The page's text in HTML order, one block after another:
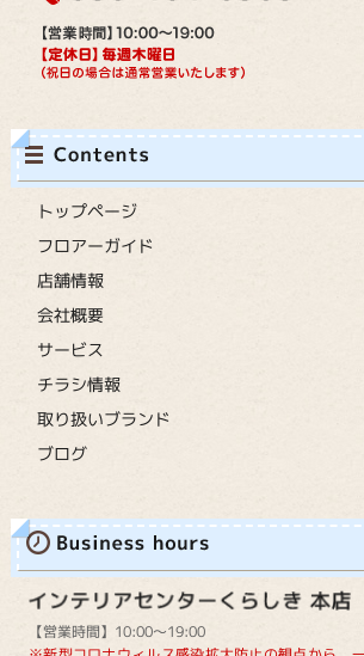
トップページ
フロアーガイド
店舗情報
会社概要
サービス
チラシ情報
取り扱いブランド
ブログ
【営業時間】10:00～19:00